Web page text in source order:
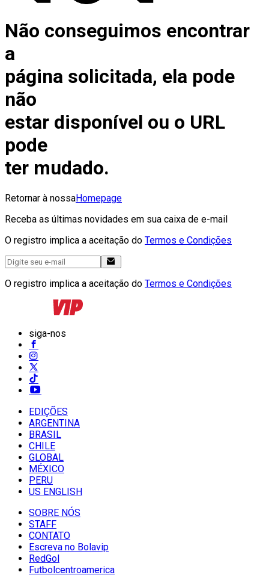
Não conseguimos encontrar
a
página solicitada, ela pode
não
estar disponível ou o URL
pode
ter mudado.
Retornar à nossaHomepage
Receba as últimas novidades em sua caixa de e-mail
O registro implica a aceitação do Termos e Condições
O registro implica a aceitação do Termos e Condições
siga-nos
EDIÇÕES
ARGENTINA
BRASIL
CHILE
GLOBAL
MÉXICO
PERU
US ENGLISH
SOBRE NÓS
STAFF
CONTATO
Escreva no Bolavip
RedGol
Futbolcentroamerica